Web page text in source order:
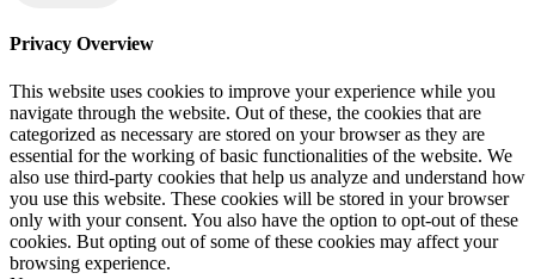
Privacy Overview
This website uses cookies to improve your experience while you
navigate through the website. Out of these, the cookies that are
categorized as necessary are stored on your browser as they are
essential for the working of basic functionalities of the website. We
also use third-party cookies that help us analyze and understand how
you use this website. These cookies will be stored in your browser
only with your consent. You also have the option to opt-out of these
cookies. But opting out of some of these cookies may affect your
browsing experience.